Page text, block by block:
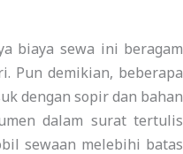
biaya sewa ini beragam
Pun demikian, beberapa
dengan sopir dan bahan
dalam surat tertulis
sewaan melebihi batas